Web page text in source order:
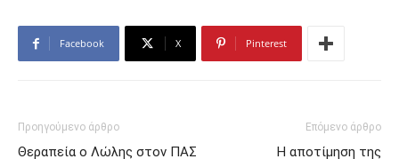
Facebook X Pinterest
Προηγούμενο άρθρο
Θεραπεία ο Λώλης στον ΠΑΣ
Επόμενο άρθρο
Η αποτίμηση της